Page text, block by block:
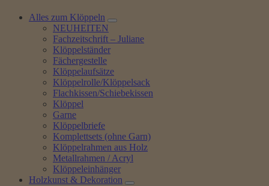
Alles zum Klöppeln
NEUHEITEN
Fachzeitschrift – Juliane
Klöppelständer
Fächergestelle
Klöppelaufsätze
Klöppelrolle/Klöppelsack
Flachkissen/Schiebekissen
Klöppel
Garne
Klöppelbriefe
Komplettsets (ohne Garn)
Klöppelrahmen aus Holz
Metallrahmen / Acryl
Klöppeleinhänger
Holzkunst & Dekoration